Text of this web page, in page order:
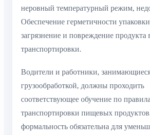
неровный температурный режим,
Обеспечение герметичности
загрязнение и повреждение продукта
транспортировки.
Водители и работники,
грузообработкой, должны проходить
соответствующее обучение по
транспортировки пищевых
формальность обязательна для